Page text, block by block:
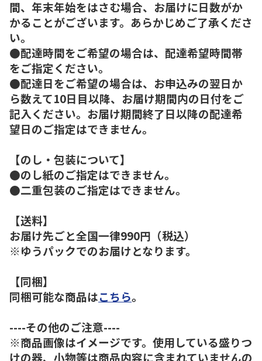
間、年末年始をはさむ場合、お届けに日数がか
かることがございます。あらかじめご了承くださ
い。
●配達時間をご希望の場合は、配達希望時間帯
をご指定ください。
●配達日をご希望の場合は、お申込みの翌日か
ら数えて10日目以降、お届け期間内の日付をご
記入ください。お届け期間終了日以降の配達希
望日のご指定はできません。
【のし・包装について】
●のし紙のご指定はできません。
●二重包装のご指定はできません。
【送料】
お届け先ごと全国一律990円（税込）
※ゆうパックでのお届けとなります。
【同梱】
同梱可能な商品はこちら。
----その他のご注意----
※商品画像はイメージです。使用している盛りつ
けの器、小物等は商品内容に含まれていませんの